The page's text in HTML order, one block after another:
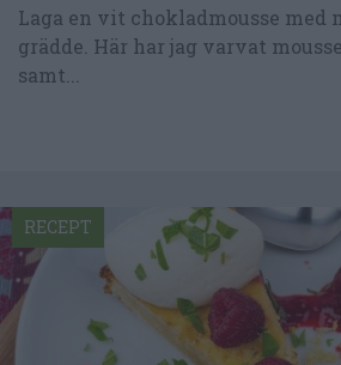
Laga en vit chokladmousse med
grädde. Här har jag varvat
samt...
RECEPT